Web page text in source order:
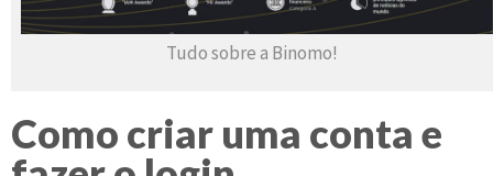
Tudo sobre a Binomo!
Como criar uma conta e